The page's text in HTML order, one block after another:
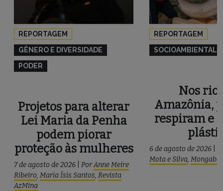
REPORTAGEM
GÊNERO E DIVERSIDADE
PODER
Projetos para alterar
Lei Maria da Penha
podem piorar
proteção às mulheres
7 de agosto de 2026 PorAnne Meire
Ribeiro, Maria Ísis Santos, Revista
AzMina
REPORTAGEM
SOCIOAMBIENTAL
Nos
Amazônia,
respiram e
6 de agosto de 2026
Mota e Silva,